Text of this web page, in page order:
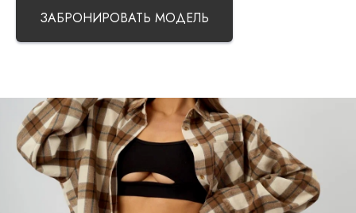
ЗАБРОНИРОВАТЬ МОДЕЛЬ